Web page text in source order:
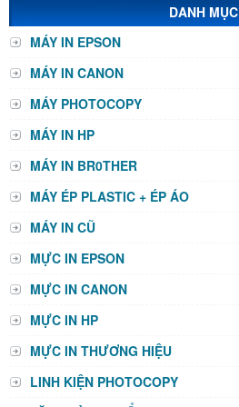
DANH MỤC
MÁY IN EPSON
MÁY IN CANON
MÁY PHOTOCOPY
MÁY IN HP
MÁY IN BR0THER
MÁY ÉP PLASTIC + ÉP ÁO
MÁY IN CŨ
MỰC IN EPSON
MỰC IN CANON
MỰC IN HP
MỰC IN THƯƠNG HIỆU
LINH KIỆN PHOTOCOPY